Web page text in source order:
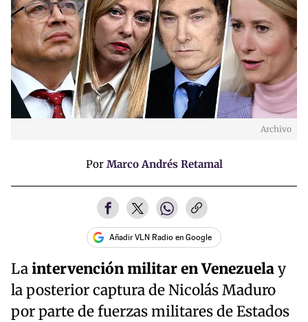
Archivo
Por Marco Andrés Retamal
Añadir VLN Radio en Google
Laintervención militar en Venezuelay
la posterior captura de Nicolás Maduro
por parte de fuerzas militares de Estados